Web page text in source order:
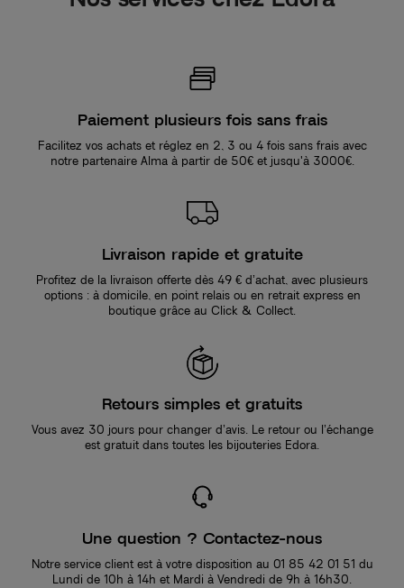
Paiement plusieurs fois sans frais
Facilitez vos achats et réglez en 2, 3 ou 4 fois sans frais avec
notre partenaire Alma à partir de 50€ et jusqu'à 3000€.
Livraison rapide et gratuite
Profitez de la livraison offerte dès 49 € d’achat, avec plusieurs
options : à domicile, en point relais ou en retrait express en
boutique grâce au Click & Collect.
Retours simples et gratuits
Vous avez 30 jours pour changer d’avis. Le retour ou l’échange
est gratuit dans toutes les bijouteries Edora.
Une question ? Contactez-nous
Notre service client est à votre disposition au 01 85 42 01 51 du
Lundi de 10h à 14h et Mardi à Vendredi de 9h à 16h30.